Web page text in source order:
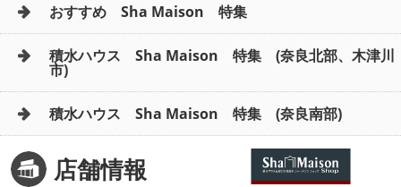
おすすめ Sha Maison 特集
積水ハウス Sha Maison 特集 (奈良北部、木津川
市)
積水ハウス Sha Maison 特集 (奈良南部)
店舗情報